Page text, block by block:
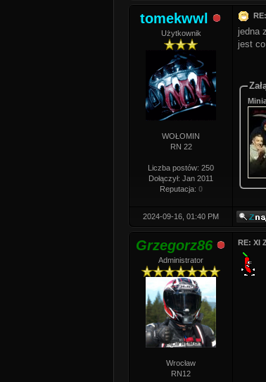
tomekwwl
Użytkownik
WOŁOMIN
RN 22
Liczba postów: 250
Dołączył: Jan 2011
Reputacja: 0
jedna
jest
2024-09-16, 01:40 PM
Grzegorz86
Administrator
Wrocław
RN12
RE: XI